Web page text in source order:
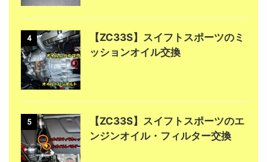
4
【ZC33S】スイフトスポーツのミ
ッションオイル交換
5
【ZC33S】スイフトスポーツのエ
ンジンオイル・フィルター交換